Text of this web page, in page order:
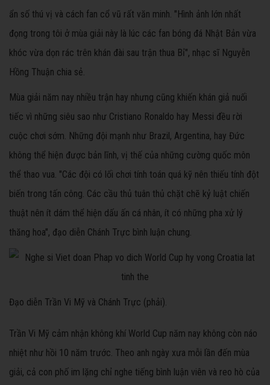
ẩn số thú vị và cách fan cổ vũ rất văn minh. "Hình ảnh lớn nhất
đọng trong tôi ở mùa giải này là lúc các fan bóng đá Nhật Bản vừa
khóc vừa dọn rác trên khán đài sau trận thua Bỉ", nhạc sĩ Nguyễn
Hồng Thuận chia sẻ.
Mùa giải năm nay nhiều trận hay nhưng cũng khiến khán giả nuối
tiếc vì những siêu sao như Cristiano Ronaldo hay Messi đều rời
cuộc chơi sớm. Những đội mạnh như Brazil, Argentina, hay Đức
không thể hiện được bản lĩnh, vị thế của những cường quốc môn
thể thao vua. "Các đội có lối chơi tính toán quá kỹ nên thiếu tính đột
biến trong tấn công. Các cầu thủ tuân thủ chặt chẽ kỷ luật chiến
thuật nên ít dám thể hiện dấu ấn cá nhân, ít có những pha xử lý
thăng hoa", đạo diễn Chánh Trực bình luận chung.
Đạo diễn Trần Vi Mỹ và Chánh Trực (phải).
Trần Vi Mỹ cảm nhận không khí World Cup năm nay không còn náo
nhiệt như hồi 10 năm trước. Theo anh ngày xưa mỗi lần đến mùa
giải, cả con phố im lặng chỉ nghe tiếng bình luận viên và reo hò của